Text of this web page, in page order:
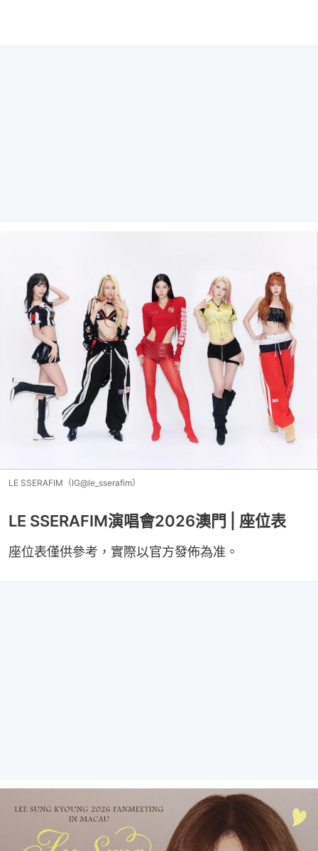
LE SSERAFIM（IG@le_sserafim）
LE SSERAFIM演唱會2026澳門 | 座位表
座位表僅供參考，實際以官方發佈為准。